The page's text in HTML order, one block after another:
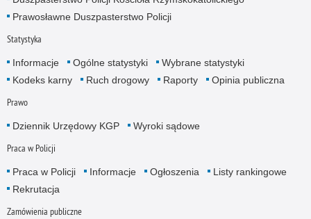
Prawosławne Duszpasterstwo Policji
Statystyka
Informacje Ogólne statystyki
Wybrane statystyki
Kodeks karny
Ruch drogowy Raporty Opinia publiczna
Prawo
Dziennik Urzędowy KGP Wyroki sądowe
Praca w Policji
Praca w Policji Informacje Ogłoszenia
Listy rankingowe
Rekrutacja
Zamówienia publiczne